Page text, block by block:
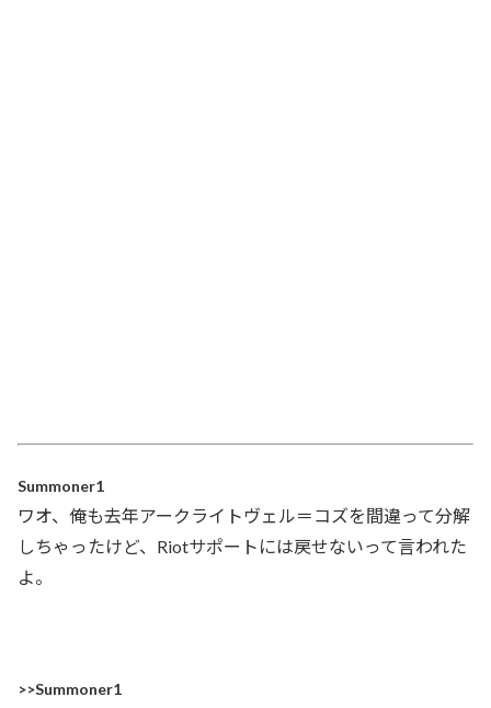
Summoner1
ワオ、俺も去年アークライトヴェル＝コズを間違って分解
しちゃったけど、Riotサポートには戻せないって言われた
よ。
>>Summoner1